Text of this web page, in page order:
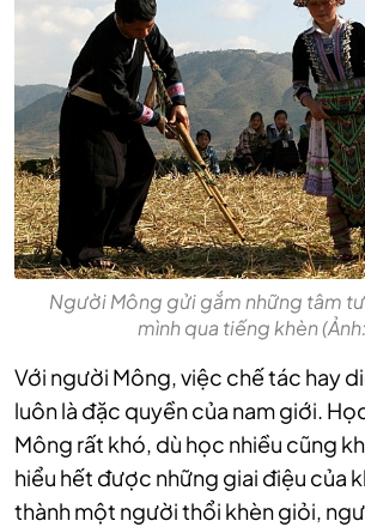
Người Mông gửi gắm những tâm
mình qua tiếng khèn
Với người Mông, việc chế tác hay
luôn là đặc quyền của nam giới.
Mông rất khó, dù học nhiều cũng
hiểu hết được những giai điệu của
thành một người thổi khèn giỏi,